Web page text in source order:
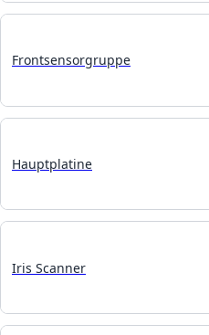
Frontsensorgruppe
Hauptplatine
Iris Scanner